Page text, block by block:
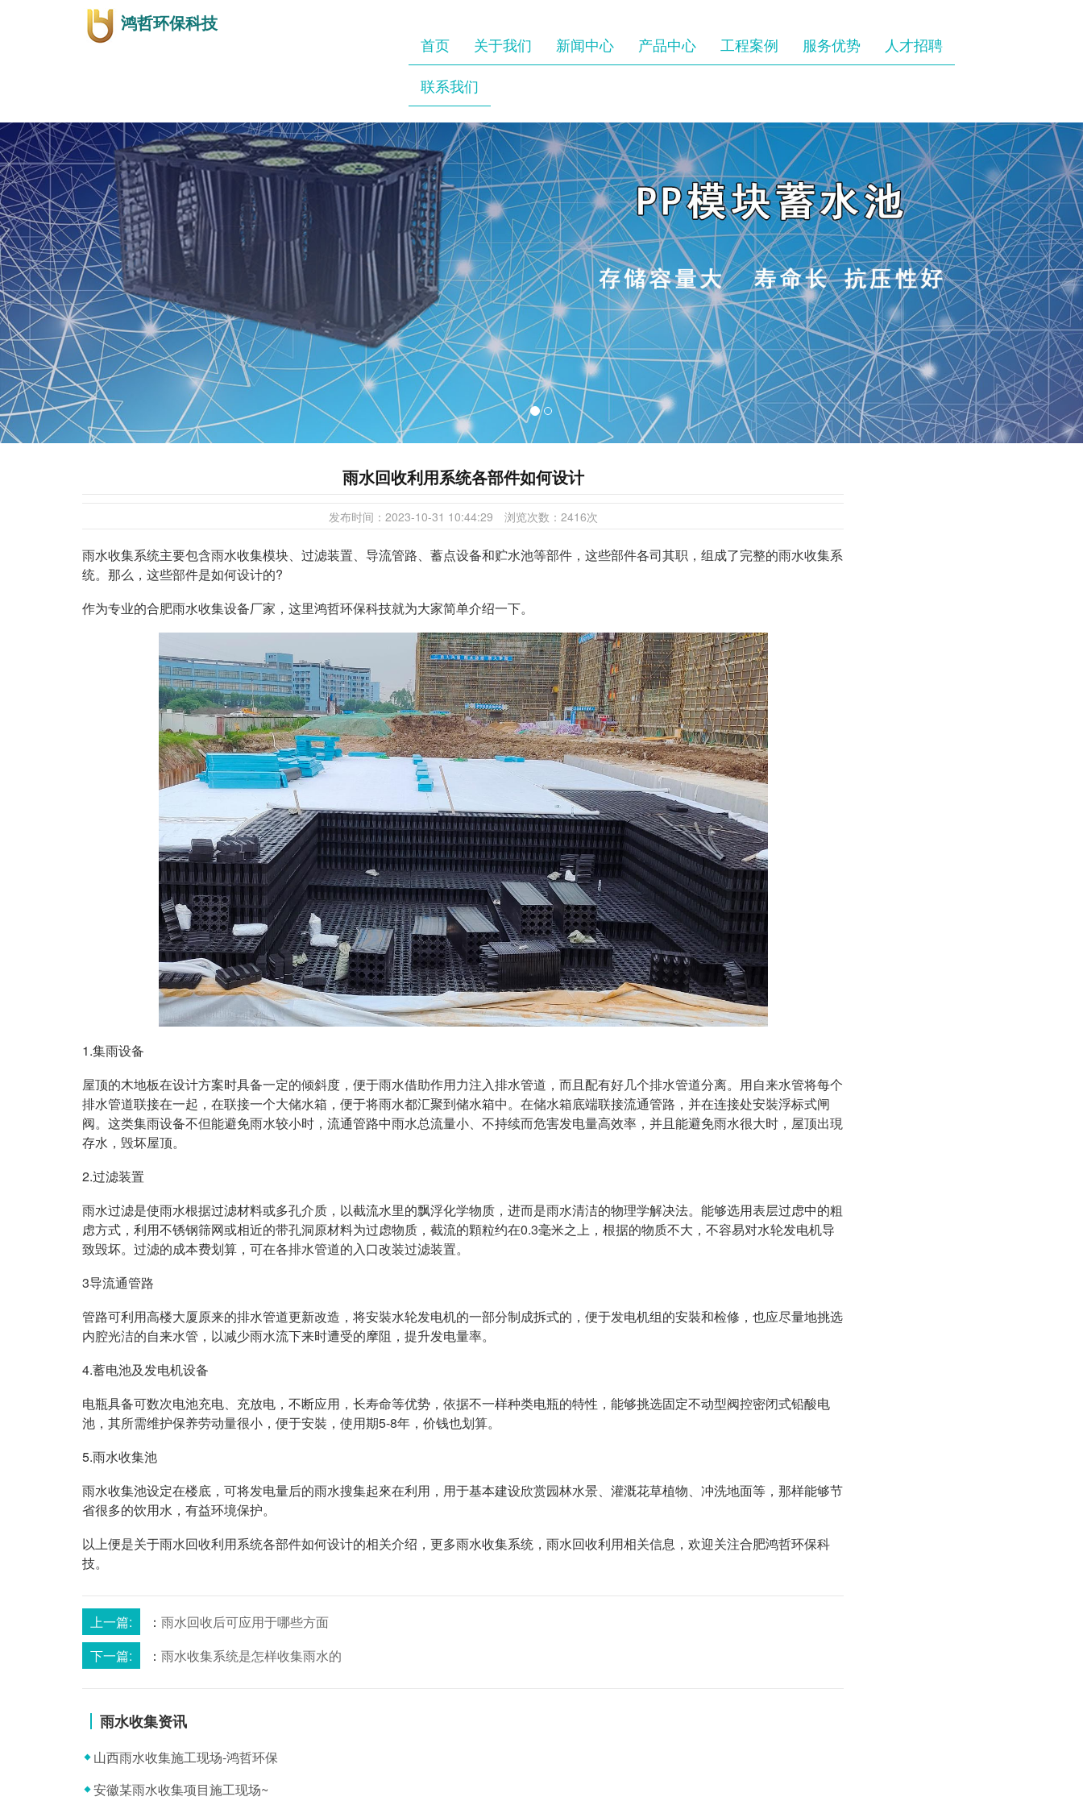
鸿哲环保科技
首页 关于我们 新闻中心 产品中心 工程案例 服务优势
人才招聘
联系我们
雨水回收利用系统各部件如何设计
发布时间： 2023-10-31 10:44:29 浏览次数： 2416次
雨水收集系统主要包含雨水收集模块、过滤装置、导流管路、蓄点设备和贮水池等部件，这些部件各司其职，组成了完整的雨水收集系
统。那么，这些部件是如何设计的?
作为专业的合肥雨水收集设备厂家，这里鸿哲环保科技就为大家简单介绍一下。
1.集雨设备
屋顶的木地板在设计方案时具备一定的倾斜度，便于雨水借助作用力注入排水管道，而且配有好几个排水管道分离。用自来水管将每个
排水管道联接在一起，在联接一个大储水箱，便于将雨水都汇聚到储水箱中。在储水箱底端联接流通管路，并在连接处安裝浮标式闸
阀。这类集雨设备不但能避免雨水较小时，流通管路中雨水总流量小、不持续而危害发电量高效率，并且能避免雨水很大时，屋顶出現
存水，毁坏屋顶。
2.过滤装置
雨水过滤是使雨水根据过滤材料或多孔介质，以截流水里的飘浮化学物质，进而是雨水清洁的物理学解决法。能够选用表层过虑中的粗
虑方式，利用不锈钢筛网或相近的带孔洞原材料为过虑物质，截流的顆粒约在0.3毫米之上，根据的物质不大，不容易对水轮发电机导
致毁坏。过滤的成本费划算，可在各排水管道的入口改装过滤装置。
3导流通管路
管路可利用高楼大厦原来的排水管道更新改造，将安裝水轮发电机的一部分制成拆式的，便于发电机组的安裝和检修，也应尽量地挑选
内腔光洁的自来水管，以减少雨水流下来时遭受的摩阻，提升发电量率。
4.蓄电池及发电机设备
电瓶具备可数次电池充电、充放电，不断应用，长寿命等优势，依据不一样种类电瓶的特性，能够挑选固定不动型阀控密闭式铅酸电
池，其所需维护保养劳动量很小，便于安裝，使用期5-8年，价钱也划算。
5.雨水收集池
雨水收集池设定在楼底，可将发电量后的雨水搜集起來在利用，用于基本建设欣赏园林水景、灌溉花草植物、冲洗地面等，那样能够节
省很多的饮用水，有益环境保护。
以上便是关于雨水回收利用系统各部件如何设计的相关介绍，更多雨水收集系统，雨水回收利用相关信息，欢迎关注合肥鸿哲环保科
技。
上一篇: ： 雨水回收后可应用于哪些方面
下一篇:
： 雨水收集系统是怎样收集雨水的
雨水收集资讯
山西雨水收集施工现场-鸿哲环保
安徽某雨水收集项目施工现场~